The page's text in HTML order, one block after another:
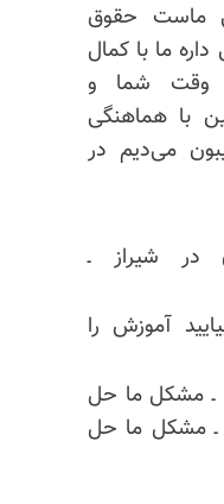
ماست حقوق
ما با کمال
وقت شما و
با هماهنگی
می‌دیم در
در شیراز ـ
آموزش را
ـ مشکل ما حل
ـ مشکل ما حل